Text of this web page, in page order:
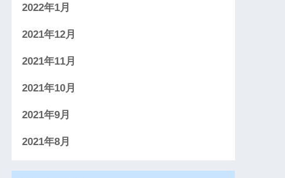
2022年1月
2021年12月
2021年11月
2021年10月
2021年9月
2021年8月